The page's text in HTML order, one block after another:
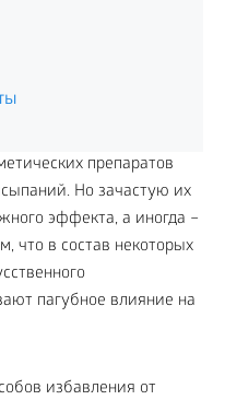
препаратов
Но зачастую их
эффекта, а иногда –
что в состав некоторых
пагубное влияние на
избавления от